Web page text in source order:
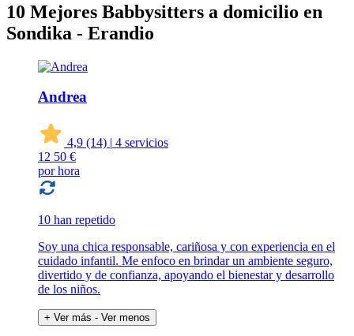
10 Mejores Babbysitters a domicilio en
Sondika - Erandio
Andrea
4,9 (14) | 4 servicios
12 50 €
por hora
10 han repetido
Soy una chica responsable, cariñosa y con experiencia en el
cuidado infantil. Me enfoco en brindar un ambiente seguro,
divertido y de confianza, apoyando el bienestar y desarrollo
de los niños.
+ Ver más - Ver menos